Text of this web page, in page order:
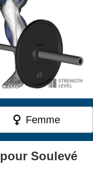
Femme
Soulevé